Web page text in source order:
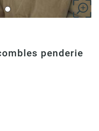
penderie